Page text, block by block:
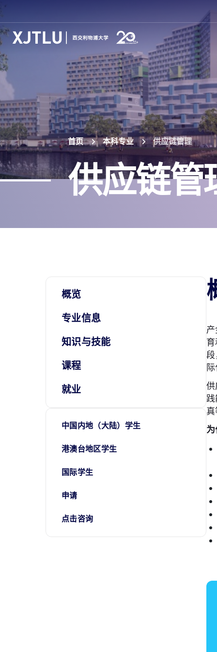
首页 本科专业 供应链管理
供应链管
概览
专业信息
知识与技能
课程
就业
中国内地（大陆）学生
港澳台地区学生
国际学生
申请
点击咨询
段
供